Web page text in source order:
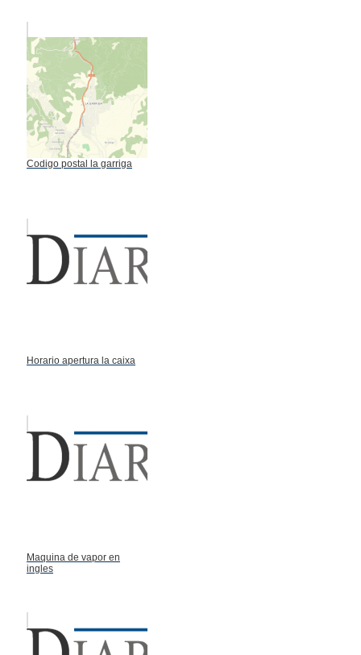
Codigo postal la garriga
Horario apertura la caixa
Maquina de vapor en
ingles